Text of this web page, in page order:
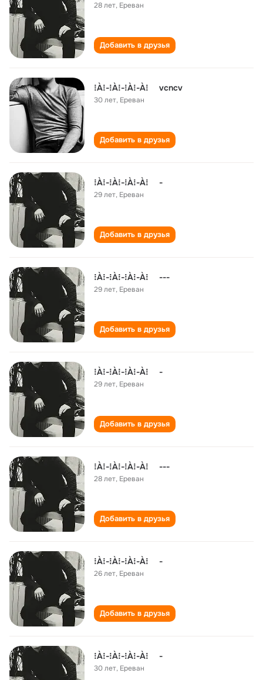
28 лет, Ереван
Добавить в друзья
⁞À⁞-⁞À⁞-⁞À⁞-À⁞ vcncv
30 лет, Ереван
Добавить в друзья
⁞À⁞-⁞À⁞-⁞À⁞-À⁞ -
29 лет, Ереван
Добавить в друзья
⁞À⁞-⁞À⁞-⁞À⁞-À⁞ ---
29 лет, Ереван
Добавить в друзья
⁞À⁞-⁞À⁞-⁞À⁞-À⁞ -
29 лет, Ереван
Добавить в друзья
⁞À⁞-⁞À⁞-⁞À⁞-À⁞ ---
28 лет, Ереван
Добавить в друзья
⁞À⁞-⁞À⁞-⁞À⁞-À⁞ -
26 лет, Ереван
Добавить в друзья
⁞À⁞-⁞À⁞-⁞À⁞-À⁞ -
30 лет, Ереван